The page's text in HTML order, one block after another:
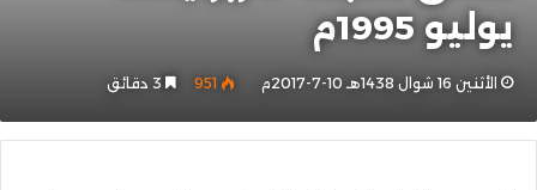
يوليو 1995م
الأثنين 16 شوال 1438هـ 10-7-2017م 951